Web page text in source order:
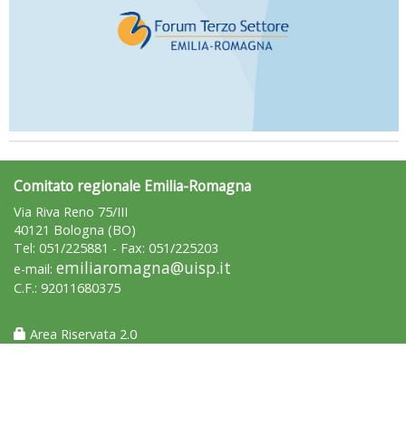
Comitato regionale Emilia-Romagna
Via Riva Reno 75/III
40121 Bologna (BO)
Tel: 051/225881 - Fax: 051/225203
e-mail: emiliaromagna@uisp.it
C.F.: 92011680375
Area Riservata 2.0